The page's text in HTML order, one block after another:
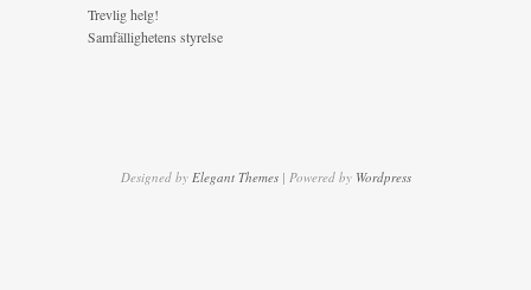
Trevlig helg!
Samfällighetens styrelse
Designed by Elegant Themes| Powered by Wordpress